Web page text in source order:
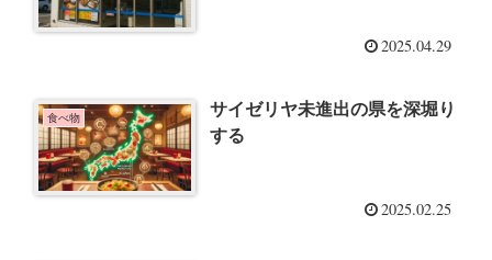
2025.04.29
食べ物
サイゼリヤ未進出の県を深堀り
する
2025.02.25